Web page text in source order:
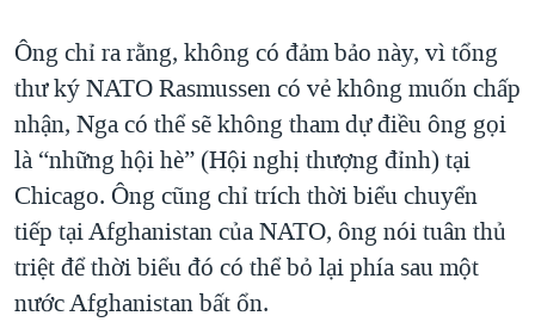
Ông chỉ ra rằng, không có đảm bảo này, vì tổng
thư ký NATO Rasmussen có vẻ không muốn chấp
nhận, Nga có thể sẽ không tham dự điều ông gọi
là “những hội hè” (Hội nghị thượng đỉnh) tại
Chicago. Ông cũng chỉ trích thời biểu chuyển
tiếp tại Afghanistan của NATO, ông nói tuân thủ
triệt để thời biểu đó có thể bỏ lại phía sau một
nước Afghanistan bất ổn.